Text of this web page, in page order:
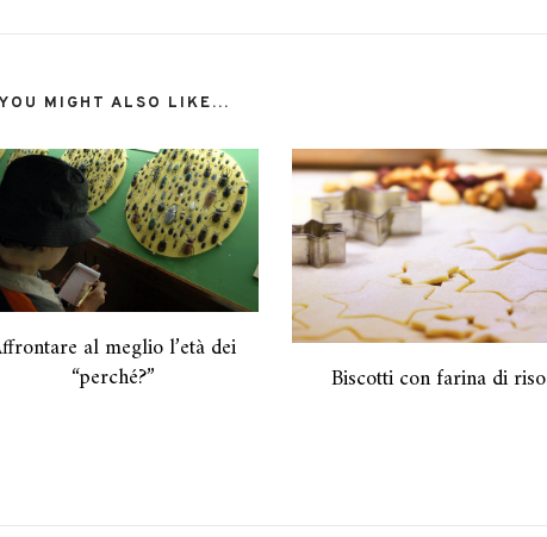
YOU MIGHT ALSO LIKE...
al meglio l’età dei
“perché?”
Biscotti con farina di riso